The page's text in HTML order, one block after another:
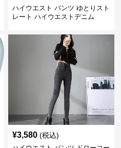
ハイウエスト パンツ ゆとりスト
レート ハイウエストデニム
¥3,580 (税込)